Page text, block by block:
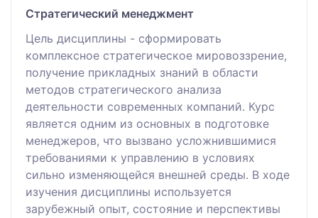
Стратегический менеджмент
Цель дисциплины - сформировать
комплексное стратегическое мировоззрение,
получение прикладных знаний в области
методов стратегического анализа
деятельности современных компаний. Курс
является одним из основных в подготовке
менеджеров, что вызвано усложнившимися
требованиями к управлению в условиях
сильно изменяющейся внешней среды. В ходе
изучения дисциплины используется
зарубежный опыт, состояние и перспективы